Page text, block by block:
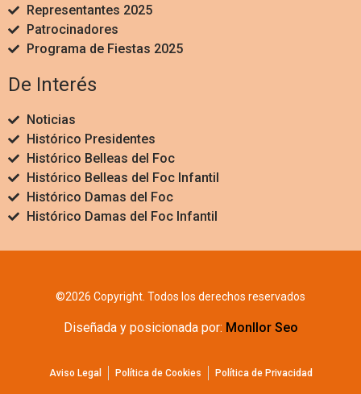
Representantes 2025
Patrocinadores
Programa de Fiestas 2025
De Interés
Noticias
Histórico Presidentes
Histórico Belleas del Foc
Histórico Belleas del Foc Infantil
Histórico Damas del Foc
Histórico Damas del Foc Infantil
©2026 Copyright. Todos los derechos reservados
Diseñada y posicionada por: Monllor Seo
Aviso Legal Política de Cookies Política de Privacidad